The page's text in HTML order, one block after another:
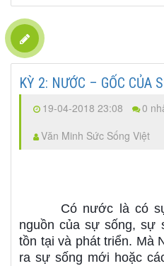
KỲ 2: NƯỚC – GỐC CỦA
19-04-2018 23:08 0
Văn Minh Sức Sống Việt
Có nước là có
nguồn của sự sống, sự
tồn tại và phát triển. Mà
ra sự sống mới hoặc